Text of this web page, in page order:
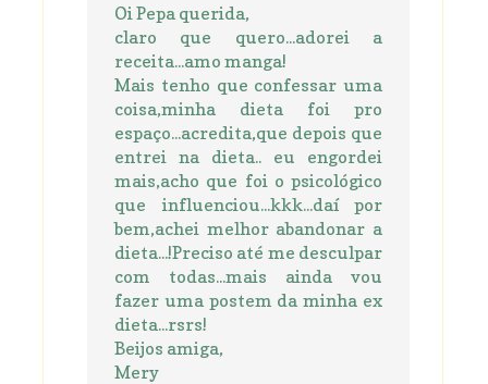
Oi Pepa querida,
claro que quero...adorei a
receita...amo manga!
Mais tenho que confessar uma
coisa,minha dieta foi pro
espaço...acredita,que depois que
entrei na dieta.. eu engordei
mais,acho que foi o psicológico
que influenciou...kkk...daí por
bem,achei melhor abandonar a
dieta...!Preciso até me desculpar
com todas...mais ainda vou
fazer uma postem da minha ex
dieta...rsrs!
Beijos amiga,
Mery